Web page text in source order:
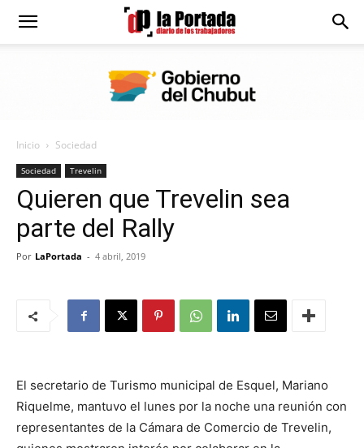
Diario
Portada
Inicio Sociedad
Sociedad Trevelin
Quieren que Trevelin sea
parte del Rally
Por LaPortada - 4 abril, 2019
El secretario de Turismo municipal de Esquel, Mariano
Riquelme, mantuvo el lunes por la noche una reunión con
representantes de la Cámara de Comercio de Trevelin,